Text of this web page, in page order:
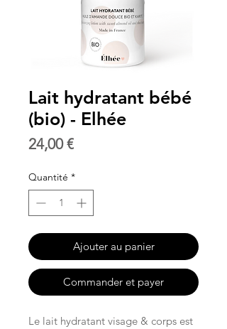
Lait hydratant bébé
(bio) - Elhée
24,00 €Prix
Quantité *
Ajouter au panier
Commander et payer
Le lait hydratant visage & corps est